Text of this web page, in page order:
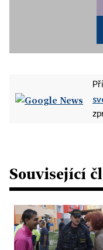
Související